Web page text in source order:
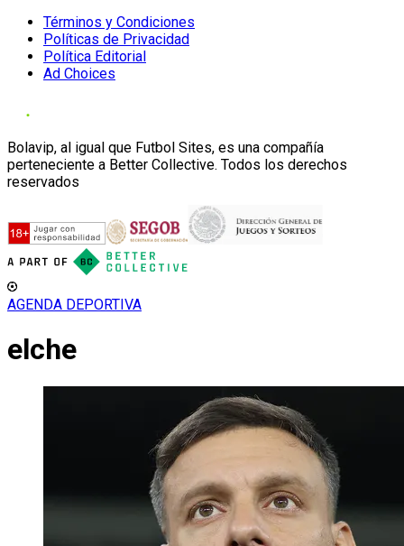
Términos y Condiciones
Políticas de Privacidad
Política Editorial
Ad Choices
Bolavip, al igual que Futbol Sites, es una compañía
perteneciente a Better Collective. Todos los derechos
reservados
AGENDA DEPORTIVA
elche